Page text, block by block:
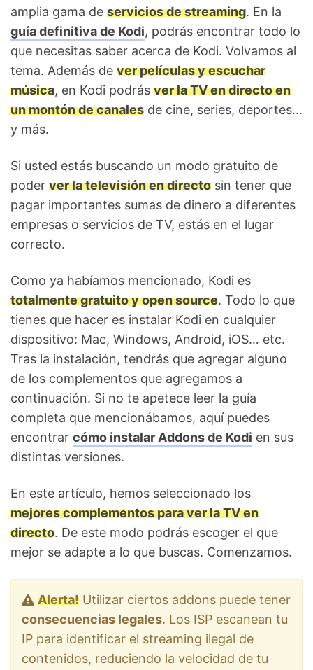
amplia gama de servicios de streaming. En la
guía definitiva de Kodi, podrás encontrar todo lo
que necesitas saber acerca de Kodi. Volvamos al
tema. Además de ver películas y escuchar
música, en Kodi podrás ver la TV en directo en
un montón de canales de cine, series, deportes…
y más.
Si usted estás buscando un modo gratuito de
poder ver la televisión en directo sin tener que
pagar importantes sumas de dinero a diferentes
empresas o servicios de TV, estás en el lugar
correcto.
Como ya habíamos mencionado, Kodi es
totalmente gratuito y open source. Todo lo que
tienes que hacer es instalar Kodi en cualquier
dispositivo: Mac, Windows, Android, iOS… etc.
Tras la instalación, tendrás que agregar alguno
de los complementos que agregamos a
continuación. Si no te apetece leer la guía
completa que mencionábamos, aquí puedes
encontrar cómo instalar Addons de Kodi en sus
distintas versiones.
En este artículo, hemos seleccionado los
mejores complementos para ver la TV en
directo. De este modo podrás escoger el que
mejor se adapte a lo que buscas. Comenzamos.
Alerta! Utilizar ciertos addons puede tener
consecuencias legales. Los ISP escanean tu
IP para identificar el streaming ilegal de
contenidos, reduciendo la velocidad de tu